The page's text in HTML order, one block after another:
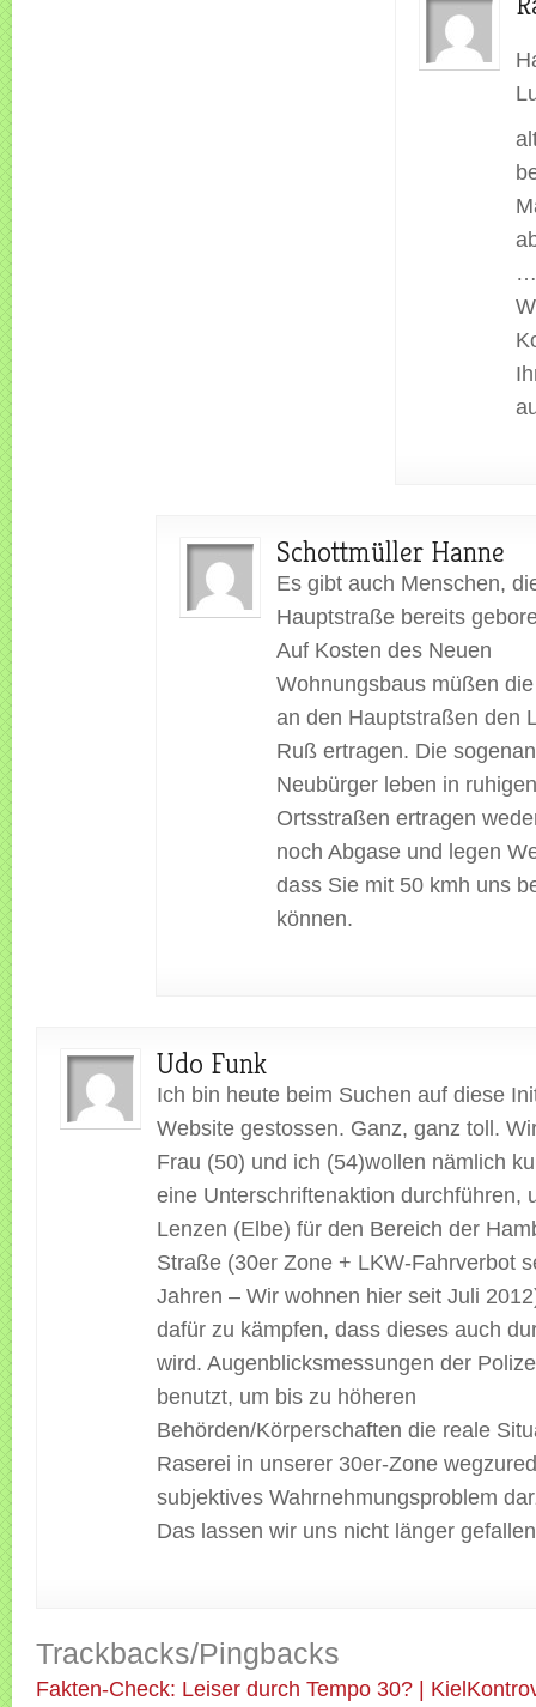
…
Schottmüller Hanne
Es gibt auch Menschen,
Hauptstraße bereits
Auf Kosten des Neuen
Wohnungsbaus müßen
an den Hauptstraßen den
Ruß ertragen. Die
Neubürger leben in ruhigen
Ortsstraßen ertragen
noch Abgase und legen
dass Sie mit 50 kmh uns
können.
Udo Funk
Ich bin heute beim Suchen auf diese
Website gestossen. Ganz, ganz toll.
Frau (50) und ich (54)wollen nämlich
eine Unterschriftenaktion durchführen,
Lenzen (Elbe) für den Bereich der
Straße (30er Zone + LKW-Fahrverbot
Jahren – Wir wohnen hier seit Juli
dafür zu kämpfen, dass dieses auch
wird. Augenblicksmessungen der
benutzt, um bis zu höheren
Behörden/Körperschaften die reale
Raserei in unserer 30er-Zone
subjektives Wahrnehmungsproblem
Das lassen wir uns nicht länger
Trackbacks/Pingbacks
Fakten-Check: Leiser durch Tempo 30? |